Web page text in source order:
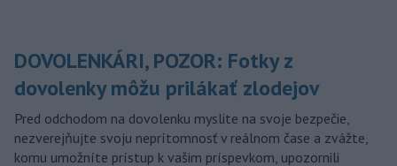
DOVOLENKÁRI, POZOR: Fotky z
dovolenky môžu prilákať zlodejov
Pred odchodom na dovolenku myslite na svoje bezpečie,
nezverejňujte svoju neprítomnosť v reálnom čase a zvážte,
komu umožníte prístup k vašim príspevkom, upozornili